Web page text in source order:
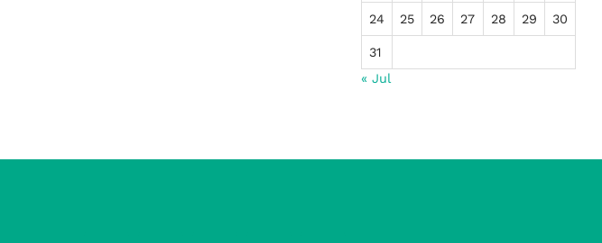
24 25 26 27 28 29 30
31
« Jul